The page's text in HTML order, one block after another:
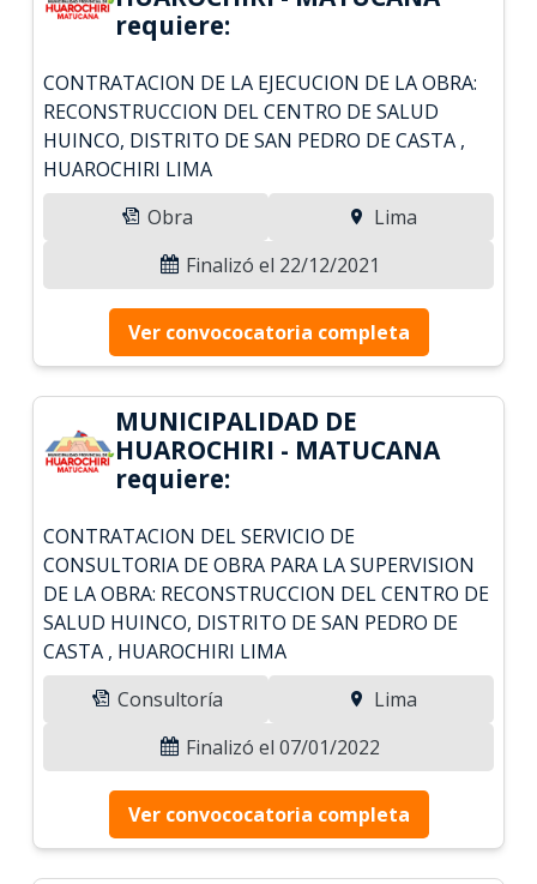
requiere:
CONTRATACION DE LA EJECUCION DE LA OBRA:
RECONSTRUCCION DEL CENTRO DE SALUD
HUINCO, DISTRITO DE SAN PEDRO DE CASTA ,
HUAROCHIRI LIMA
Obra
Lima
Finalizó el 22/12/2021
Ver convococatoria completa
MUNICIPALIDAD DE
HUAROCHIRI - MATUCANA
requiere:
CONTRATACION DEL SERVICIO DE
CONSULTORIA DE OBRA PARA LA SUPERVISION
DE LA OBRA: RECONSTRUCCION DEL CENTRO DE
SALUD HUINCO, DISTRITO DE SAN PEDRO DE
CASTA , HUAROCHIRI LIMA
Consultoría
Lima
Finalizó el 07/01/2022
Ver convococatoria completa